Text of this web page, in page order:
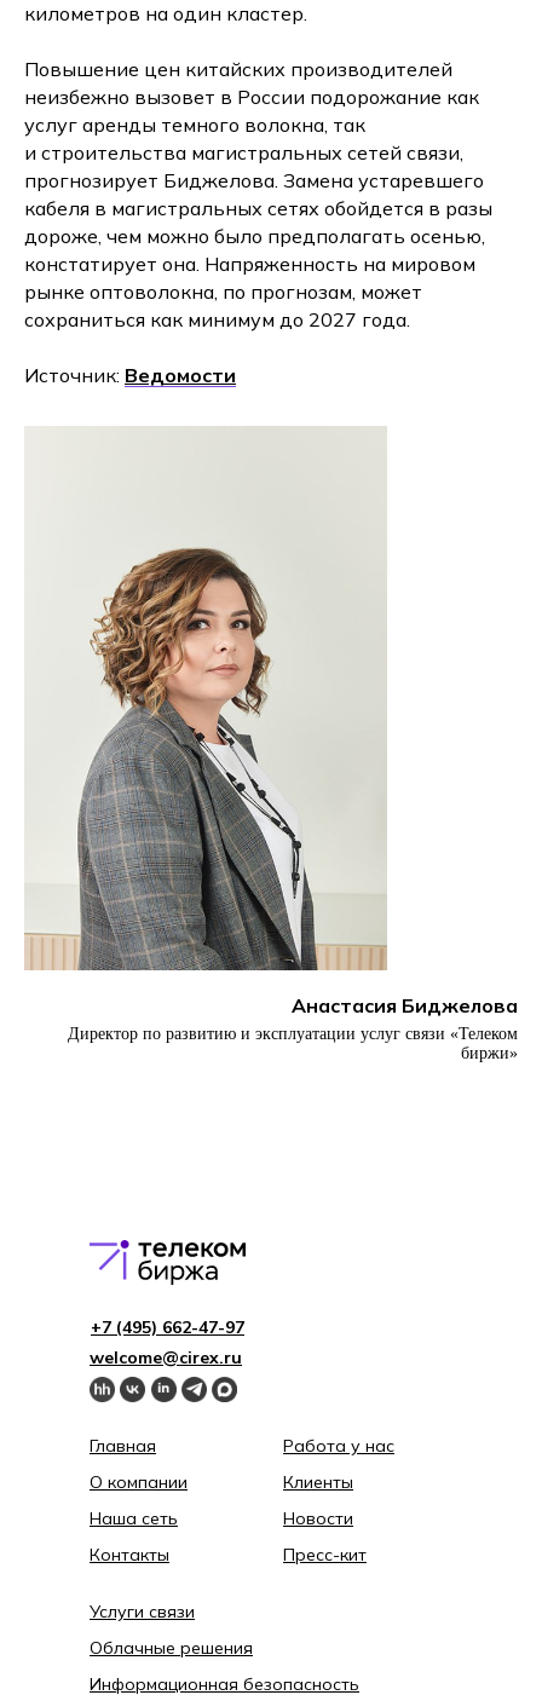
километров на один кластер.
Повышение цен китайских производителей
неизбежно вызовет в России подорожание как
услуг аренды темного волокна, так
и строительства магистральных сетей связи,
прогнозирует Биджелова. Замена устаревшего
кабеля в магистральных сетях обойдется в разы
дороже, чем можно было предполагать осенью,
констатирует она. Напряженность на мировом
рынке оптоволокна, по прогнозам, может
сохраниться как минимум до 2027 года.
Источник: Ведомости
Анастасия Биджелова
Директор по развитию и эксплуатации услуг связи «Телеком
биржи»
Главная
О компании
Наша сеть
Контакты
Работа у нас
Клиенты
Новости
Пресс-кит
welcome@cirex.ru
+7 (495) 662-4 7-97
Услуги связи
Облачные решения
Информационная безопасность